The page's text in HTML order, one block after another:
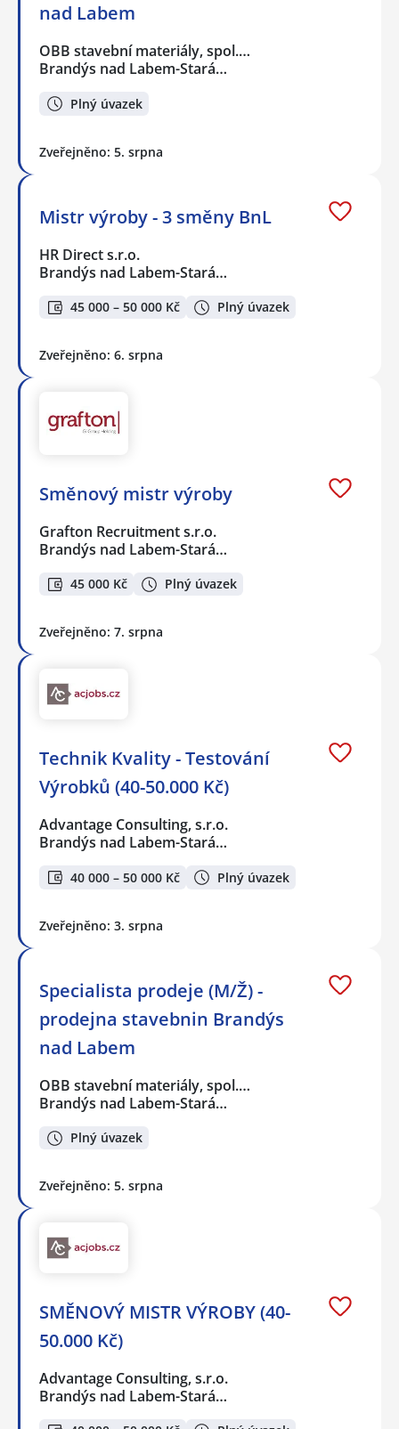
nad Labem
OBB stavební materiály, spol.…
Brandýs nad Labem-Stará…
Plný úvazek
Zveřejněno: 5. srpna
Mistr výroby - 3 směny BnL
HR Direct s.r.o.
Brandýs nad Labem-Stará…
45 000 – 50 000 Kč Plný úvazek
Zveřejněno: 6. srpna
Směnový mistr výroby
Grafton Recruitment s.r.o.
Brandýs nad Labem-Stará…
45 000 Kč Plný úvazek
Zveřejněno: 7. srpna
Technik Kvality - Testování
Výrobků (40-50.000 Kč)
Advantage Consulting, s.r.o.
Brandýs nad Labem-Stará…
40 000 – 50 000 Kč Plný úvazek
Zveřejněno: 3. srpna
Specialista prodeje (M/Ž) -
prodejna stavebnin Brandýs
nad Labem
OBB stavební materiály, spol.…
Brandýs nad Labem-Stará…
Plný úvazek
Zveřejněno: 5. srpna
SMĚNOVÝ MISTR VÝROBY (40-
50.000 Kč)
Advantage Consulting, s.r.o.
Brandýs nad Labem-Stará…